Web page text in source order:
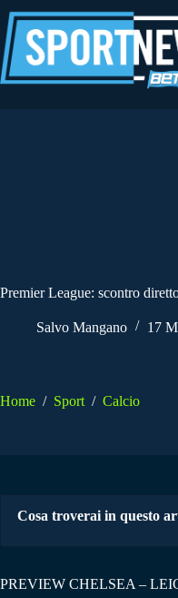
al
contenuto
Premier League: scontro
Salvo Mangano 17
Home / Sport / Calcio
Cosa troverai in questo
PREVIEW CHELSEA –